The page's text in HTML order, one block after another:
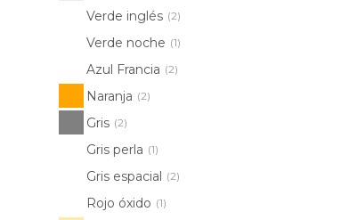
Verde inglés (2)
Verde noche (1)
Azul Francia (2)
Naranja (2)
Gris (2)
Gris perla (1)
Gris espacial (2)
Rojo óxido (1)